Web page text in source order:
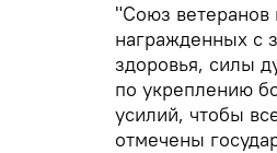
"Союз ветеранов
награжденных с
здоровья, силы
по укреплению
усилий, чтобы
отмечены